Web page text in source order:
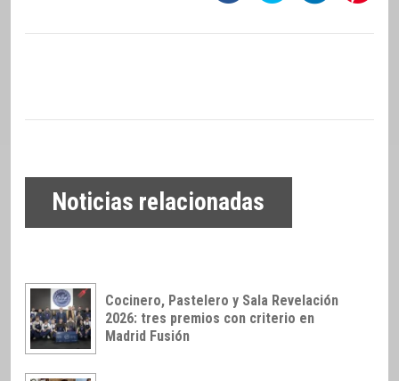
Noticias relacionadas
Cocinero, Pastelero y Sala Revelación
2026: tres premios con criterio en
Madrid Fusión